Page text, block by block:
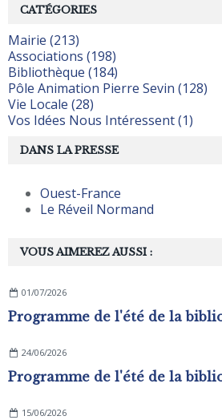
VOUS AIMEREZ AUSSI :
01/07/2026
24/06/2026
15/06/2026
CATÉGORIES
Mairie (213)
Associations (198)
Bibliothèque (184)
Pôle Animation Pierre Sevin (128)
Vie Locale (28)
Vos Idées Nous Intéressent (1)
DANS LA PRESSE
Ouest-France
Le Réveil Normand